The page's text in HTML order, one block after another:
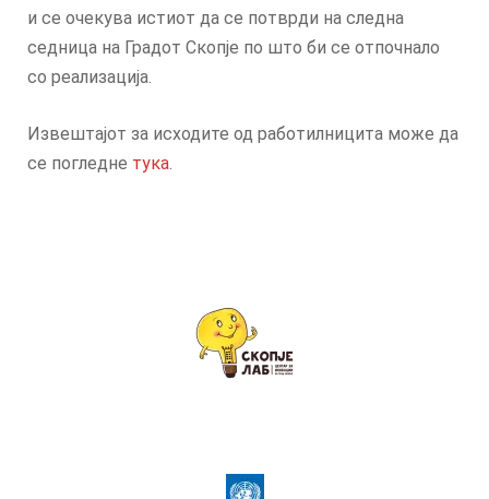
и се очекува истиот да се потврди на следна
седница на Градот Скопје по што би се отпочнало
со реализација.
Извештајот за исходите од работилницита може да
се погледне тука.